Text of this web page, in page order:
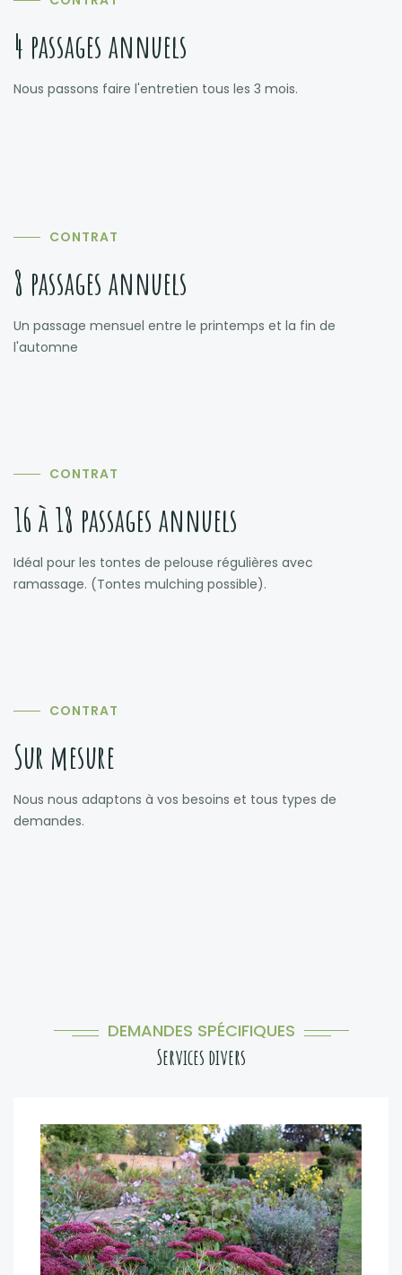
4 passages annuels
Nous passons faire l'entretien tous les 3 mois.
CONTRAT
8 passages annuels
Un passage mensuel entre le printemps et la fin de
l'automne
CONTRAT
16 à 18 passages annuels
Idéal pour les tontes de pelouse régulières avec
ramassage. (Tontes mulching possible).
CONTRAT
Sur mesure
Nous nous adaptons à vos besoins et tous types de
demandes.
DEMANDES SPÉCIFIQUES
Services divers